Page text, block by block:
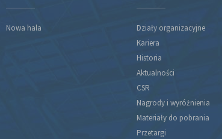
Nowa hala
Działy organizacyjne
Kariera
Historia
Aktualności
CSR
Nagrody i wyróżnienia
Materiały do pobrania
Przetargi